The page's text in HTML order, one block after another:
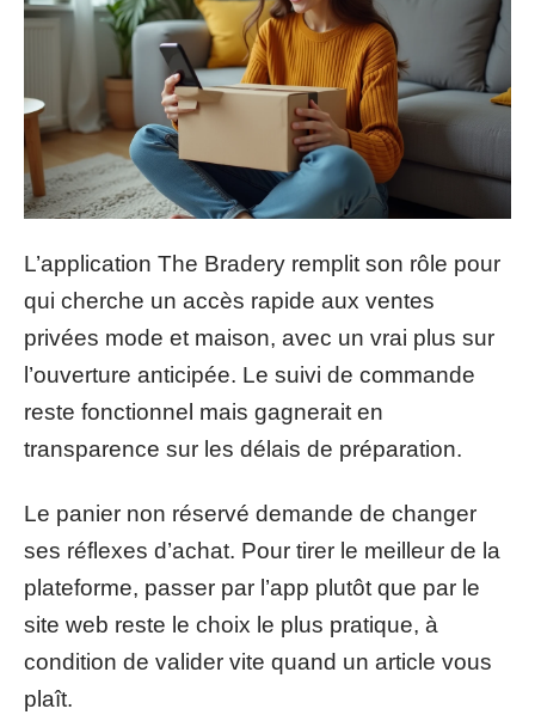
L’application The Bradery remplit son rôle pour
qui cherche un accès rapide aux ventes
privées mode et maison, avec un vrai plus sur
l’ouverture anticipée. Le suivi de commande
reste fonctionnel mais gagnerait en
transparence sur les délais de préparation.
Le panier non réservé demande de changer
ses réflexes d’achat. Pour tirer le meilleur de la
plateforme, passer par l’app plutôt que par le
site web reste le choix le plus pratique, à
condition de valider vite quand un article vous
plaît.